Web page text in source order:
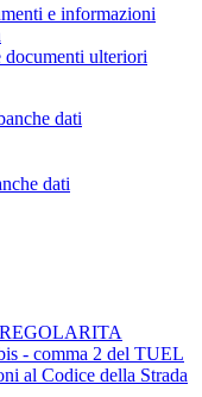
e informazioni
documenti ulteriori
dati
dati
- comma 2 del TUEL
al Codice della Strada